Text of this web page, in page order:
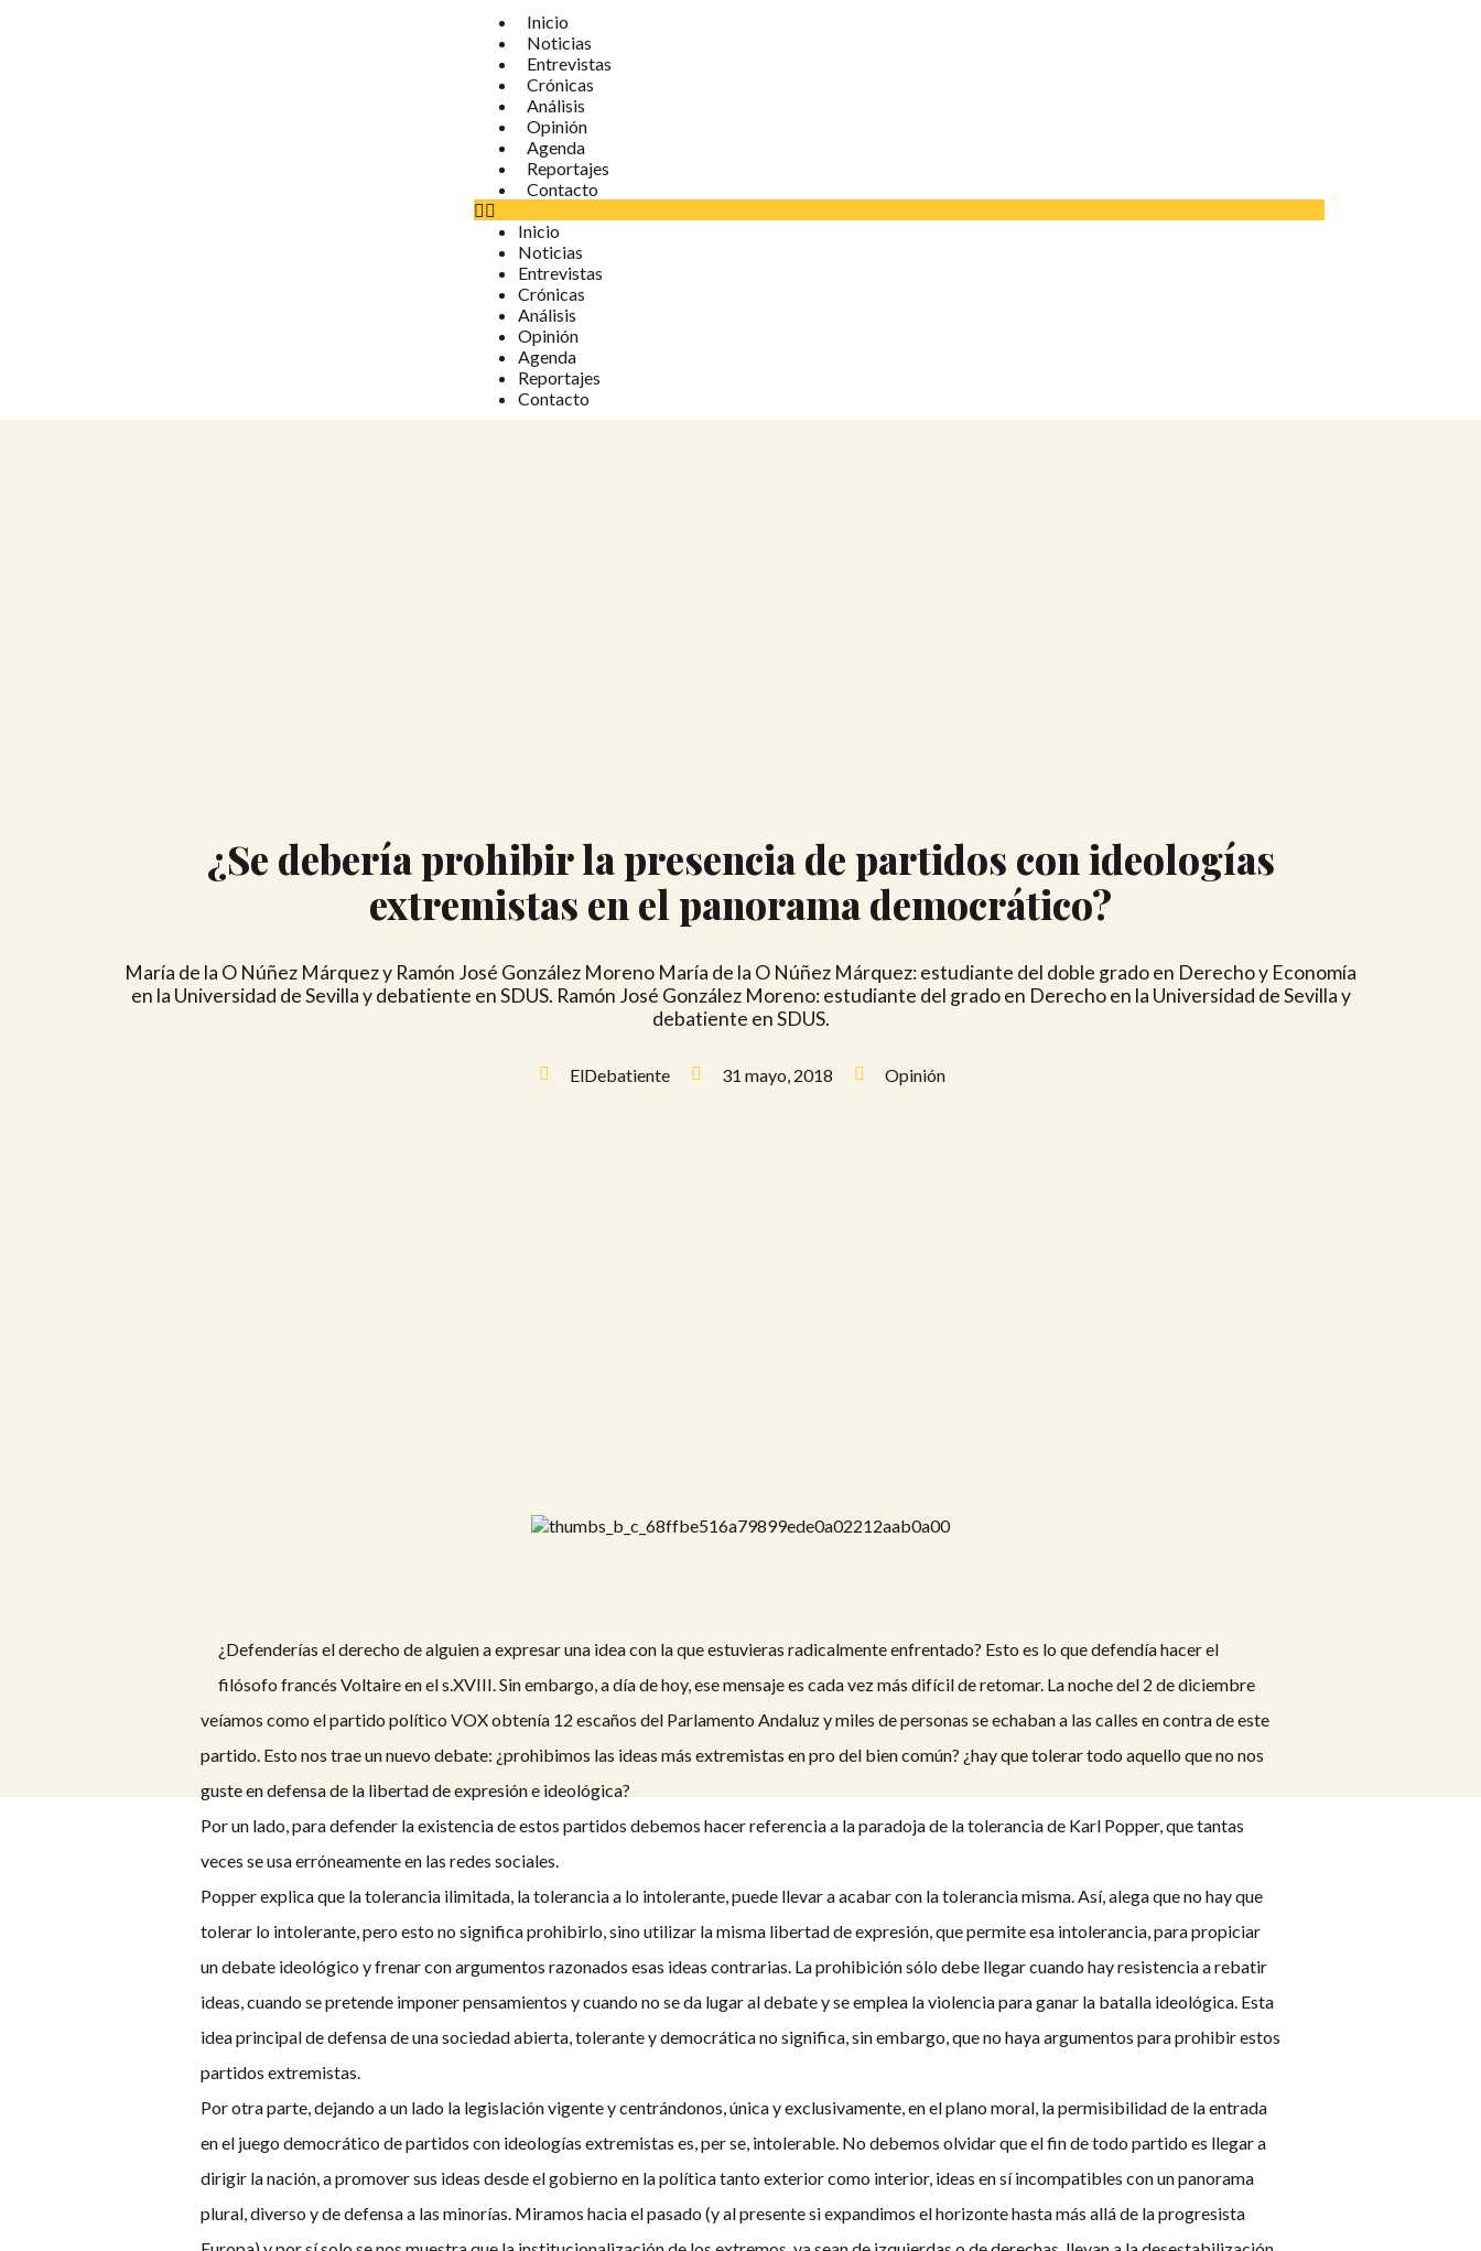
Inicio
Noticias
Entrevistas
Crónicas
Análisis
Opinión
Agenda
Reportajes
Contacto
Inicio
Noticias
Entrevistas
Crónicas
Análisis
Opinión
Agenda
Reportajes
Contacto
¿Se debería prohibir la presencia de partidos con ideologías
extremistas en el panorama democrático?
María de la O Núñez Márquez y Ramón José González Moreno María de la O Núñez Márquez: estudiante del doble grado en Derecho y Economía
en la Universidad de Sevilla y debatiente en SDUS. Ramón José González Moreno: estudiante del grado en Derecho en la Universidad de Sevilla y
debatiente en SDUS.
ElDebatiente 31 mayo, 2018 Opinión
¿Defenderías el derecho de alguien a expresar una idea con la que estuvieras radicalmente enfrentado? Esto es lo que defendía hacer el
filósofo francés Voltaire en el s.XVIII. Sin embargo, a día de hoy, ese mensaje es cada vez más difícil de retomar. La noche del 2 de diciembre
veíamos como el partido político VOX obtenía 12 escaños del Parlamento Andaluz y miles de personas se echaban a las calles en contra de este
partido. Esto nos trae un nuevo debate: ¿prohibimos las ideas más extremistas en pro del bien común? ¿hay que tolerar todo aquello que no nos
guste en defensa de la libertad de expresión e ideológica?
Por un lado, para defender la existencia de estos partidos debemos hacer referencia a la paradoja de la tolerancia de Karl Popper, que tantas
veces se usa erróneamente en las redes sociales.
Popper explica que la tolerancia ilimitada, la tolerancia a lo intolerante, puede llevar a acabar con la tolerancia misma. Así, alega que no hay que
tolerar lo intolerante, pero esto no significa prohibirlo, sino utilizar la misma libertad de expresión, que permite esa intolerancia, para propiciar
un debate ideológico y frenar con argumentos razonados esas ideas contrarias. La prohibición sólo debe llegar cuando hay resistencia a rebatir
ideas, cuando se pretende imponer pensamientos y cuando no se da lugar al debate y se emplea la violencia para ganar la batalla ideológica. Esta
idea principal de defensa de una sociedad abierta, tolerante y democrática no significa, sin embargo, que no haya argumentos para prohibir estos
partidos extremistas.
Por otra parte, dejando a un lado la legislación vigente y centrándonos, única y exclusivamente, en el plano moral, la permisibilidad de la entrada
en el juego democrático de partidos con ideologías extremistas es, per se, intolerable. No debemos olvidar que el fin de todo partido es llegar a
dirigir la nación, a promover sus ideas desde el gobierno en la política tanto exterior como interior, ideas en sí incompatibles con un panorama
plural, diverso y de defensa a las minorías. Miramos hacia el pasado (y al presente si expandimos el horizonte hasta más allá de la progresista